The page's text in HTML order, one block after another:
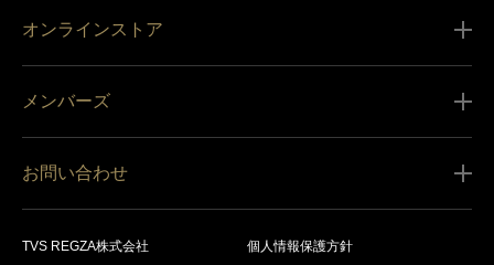
オンラインストア
営業日カレンダー
メンバーズ
会員規約
お問い合わせ
TVS REGZA株式会社 個人情報保護方針